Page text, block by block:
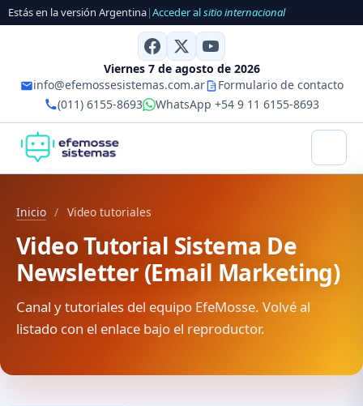
Estás en la versión Argentina|Acceder alsitio internacional
Viernes 7 de agosto de 2026
info@efemossesistemas.com.ar
Formulario de contacto
(011) 6155-8693
WhatsApp +54 9 11 6155-8693
Inicio / Video tutoriales
Video Tutorial Sistema De
Newsletter (Email Marketing)
Canal y tutoriales del equipo EfeMosse. Volvé al
listado con el enlace bajo el reproductor.